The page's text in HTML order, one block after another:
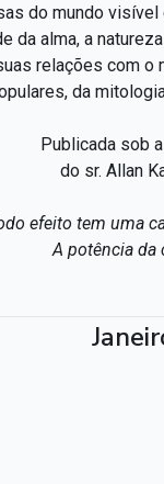
do mundo
da alma, a
relações com
da
Publicada sob
do sr. Allan
efeito tem uma
A potência da